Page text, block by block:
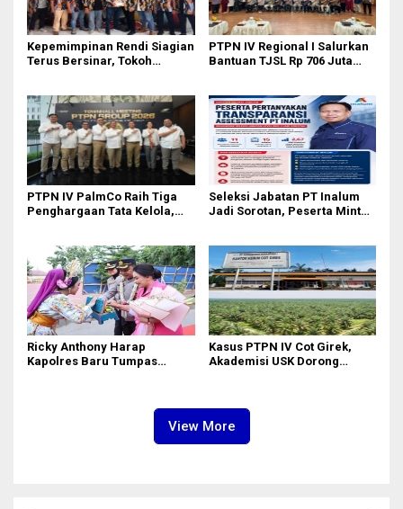
Kepemimpinan Rendi Siagian
Terus Bersinar, Tokoh
PTPN IV Regional I Salurkan
Bantuan TJSL Rp 706 Juta
PTPN IV PalmCo Raih Tiga
Penghargaan Tata Kelola,
Seleksi Jabatan PT Inalum
Jadi Sorotan, Peserta Minta
Ricky Anthony Harap
Kapolres Baru Tumpas
Kasus PTPN IV Cot Girek,
Akademisi USK Dorong
View More